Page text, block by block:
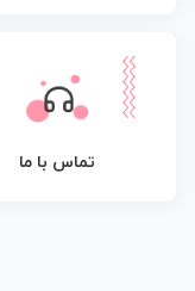
تماس با ما